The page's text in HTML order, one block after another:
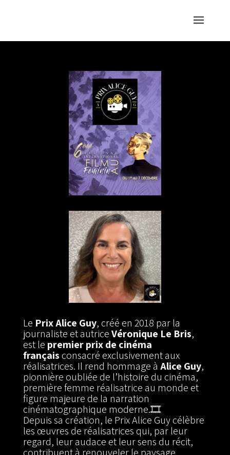
Le Prix Alice Guy, créé en 2018 par la
journaliste et autriceVéronique Le Bris,
est le premier prix de cinéma
français consacré exclusivement aux
réalisatrices. Il rend hommage à Alice Guy,
pionnière oubliée de l’histoire du cinéma,
première femme réalisatrice au monde et
figure majeure de la narration
cinématographique moderne.🎞️
Depuis sa création, le Prix Alice Guy célèbre
les œuvres de réalisatrices qui, par leur
regard, leur audace et leur sens du récit,